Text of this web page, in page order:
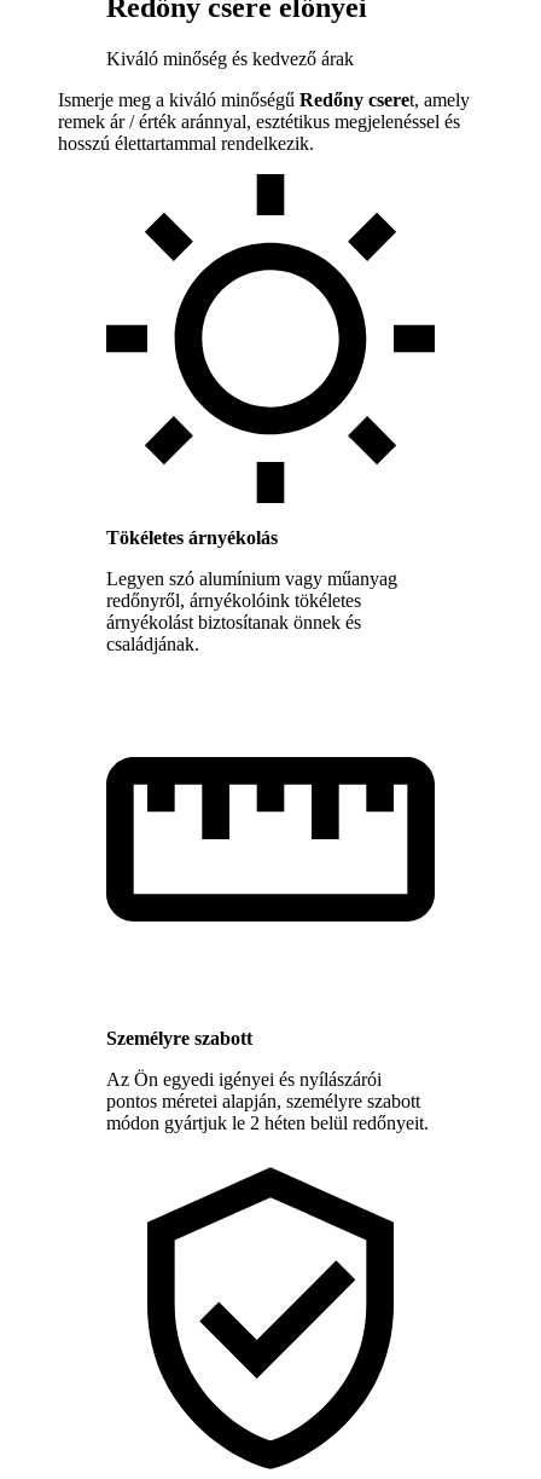
Redőny csere előnyei
Kiváló minőség és kedvező árak
Ismerje meg a kiváló minőségű Redőny cseret, amely
remek ár / érték aránnyal, esztétikus megjelenéssel és
hosszú élettartammal rendelkezik.
Tökéletes árnyékolás
Legyen szó alumínium vagy műanyag
redőnyről, árnyékolóink tökéletes
árnyékolást biztosítanak önnek és
családjának.
Személyre szabott
Az Ön egyedi igényei és nyílászárói
pontos méretei alapján, személyre szabott
módon gyártjuk le 2 héten belül redőnyeit.